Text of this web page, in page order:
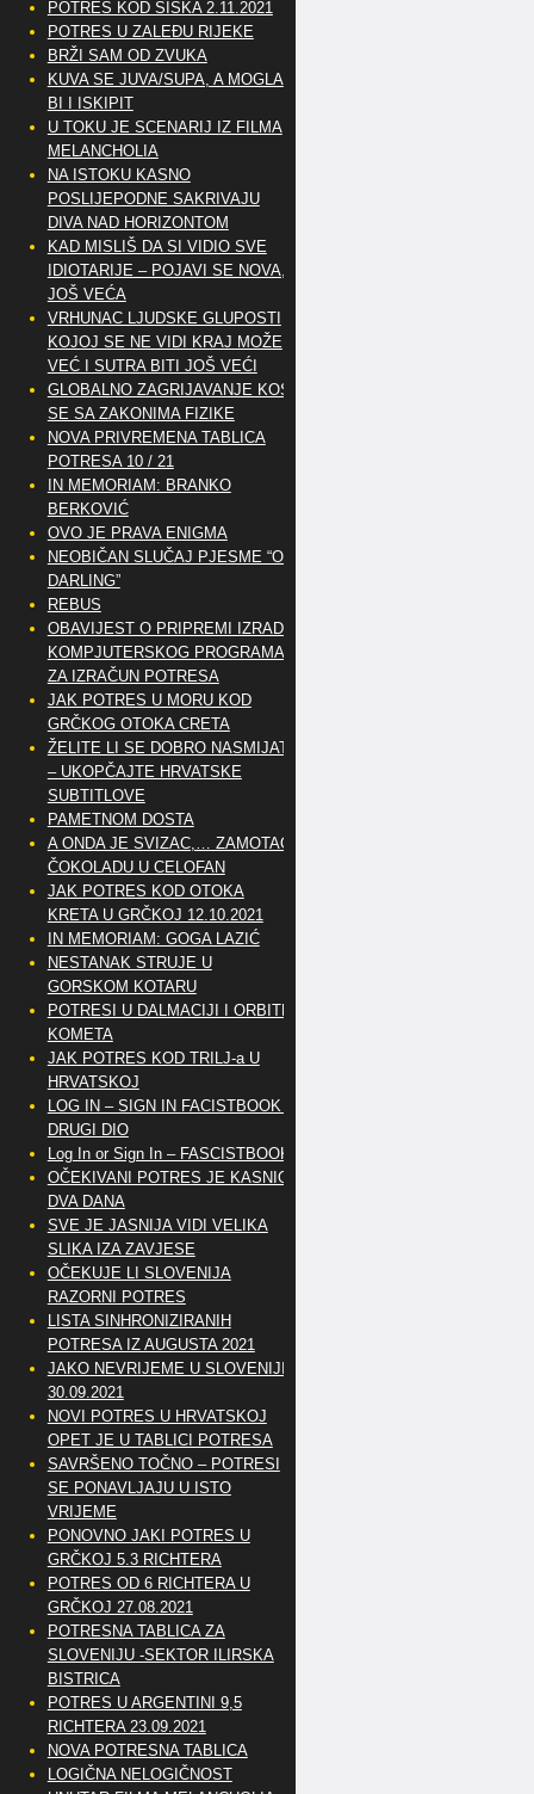
POTRES KOD SISKA 2.11.2021
POTRES U ZALEĐU RIJEKE
BRŽI SAM OD ZVUKA
KUVA SE JUVA/SUPA, A MOGLA
BI I ISKIPIT
U TOKU JE SCENARIJ IZ FILMA
MELANCHOLIA
NA ISTOKU KASNO
POSLIJEPODNE SAKRIVAJU
DIVA NAD HORIZONTOM
KAD MISLIŠ DA SI VIDIO SVE
IDIOTARIJE – POJAVI SE NOVA,..
JOŠ VEĆA
VRHUNAC LJUDSKE GLUPOSTI
KOJOJ SE NE VIDI KRAJ MOŽE
VEĆ I SUTRA BITI JOŠ VEĆI
GLOBALNO ZAGRIJAVANJE KOSI
SE SA ZAKONIMA FIZIKE
NOVA PRIVREMENA TABLICA
POTRESA 10 / 21
IN MEMORIAM: BRANKO
BERKOVIĆ
OVO JE PRAVA ENIGMA
NEOBIČAN SLUČAJ PJESME “OH
DARLING”
REBUS
OBAVIJEST O PRIPREMI IZRADE
KOMPJUTERSKOG PROGRAMA
ZA IZRAČUN POTRESA
JAK POTRES U MORU KOD
GRČKOG OTOKA CRETA
ŽELITE LI SE DOBRO NASMIJATI
– UKOPČAJTE HRVATSKE
SUBTITLOVE
PAMETNOM DOSTA
A ONDA JE SVIZAC,… ZAMOTAO
ČOKOLADU U CELOFAN
JAK POTRES KOD OTOKA
KRETA U GRČKOJ 12.10.2021
IN MEMORIAM: GOGA LAZIĆ
NESTANAK STRUJE U
GORSKOM KOTARU
POTRESI U DALMACIJI I ORBITE
KOMETA
JAK POTRES KOD TRILJ-a U
HRVATSKOJ
LOG IN – SIGN IN FACISTBOOK –
DRUGI DIO
Log In or Sign In – FASCISTBOOK
OČEKIVANI POTRES JE KASNIO
DVA DANA
SVE JE JASNIJA VIDI VELIKA
SLIKA IZA ZAVJESE
OČEKUJE LI SLOVENIJA
RAZORNI POTRES
LISTA SINHRONIZIRANIH
POTRESA IZ AUGUSTA 2021
JAKO NEVRIJEME U SLOVENIJI
30.09.2021
NOVI POTRES U HRVATSKOJ
OPET JE U TABLICI POTRESA
SAVRŠENO TOČNO – POTRESI
SE PONAVLJAJU U ISTO
VRIJEME
PONOVNO JAKI POTRES U
GRČKOJ 5.3 RICHTERA
POTRES OD 6 RICHTERA U
GRČKOJ 27.08.2021
POTRESNA TABLICA ZA
SLOVENIJU -SEKTOR ILIRSKA
BISTRICA
POTRES U ARGENTINI 9,5
RICHTERA 23.09.2021
NOVA POTRESNA TABLICA
LOGIČNA NELOGIČNOST